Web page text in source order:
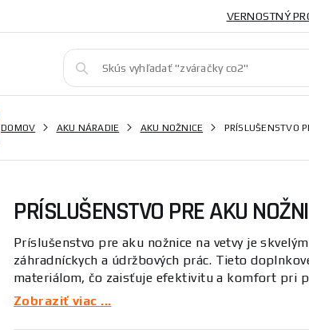
VERNOSTNÝ
DOMOV AKU NÁRADIE AKU NOŽNICE PRÍSLUŠENSTVO
PRÍSLUŠENSTVO PRE AKU
Príslušenstvo pre aku nožnice na vetvy je
záhradníckych a údržbových prác. Tieto
materiálom, čo zaisťuje efektivitu a komfort pri
Zobraziť viac ...